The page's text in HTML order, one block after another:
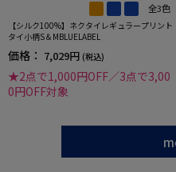
全3色
【シルク100%】ネクタイレギュラープリント
タイ小柄S＆MBLUELABEL
価格： 7,029円 (税込)
★2点で1,000円OFF／3点で3,00
0円OFF対象